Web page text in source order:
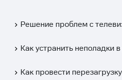
Решение проблем с
Как устранить неполадки
Как провести